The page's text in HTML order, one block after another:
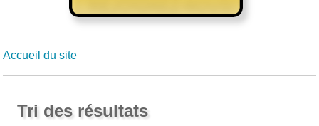
Accueil du site
Tri des résultats